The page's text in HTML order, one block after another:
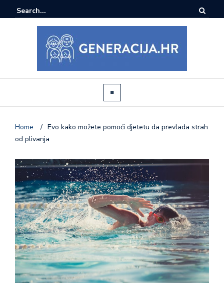
Home / Evo kako možete pomoći djetetu da prevlada strah
od plivanja